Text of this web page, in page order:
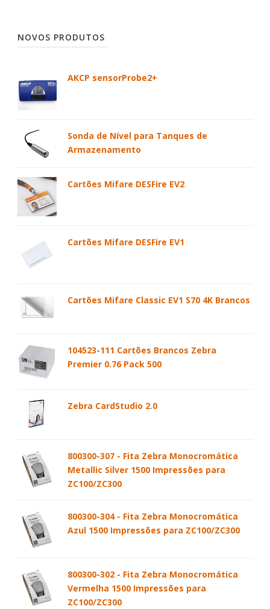
NOVOS PRODUTOS
AKCP sensorProbe2+
Sonda de Nível para Tanques de
Armazenamento
Cartões Mifare DESFire EV2
Cartões Mifare DESFire EV1
Cartões Mifare Classic EV1 S70 4K Brancos
104523-111 Cartões Brancos Zebra
Premier 0.76 Pack 500
Zebra CardStudio 2.0
800300-307 - Fita Zebra Monocromática
Metallic Silver 1500 Impressões para
ZC100/ZC300
800300-304 - Fita Zebra Monocromática
Azul 1500 Impressões para ZC100/ZC300
800300-302 - Fita Zebra Monocromática
Vermelha 1500 Impressões para
ZC100/ZC300